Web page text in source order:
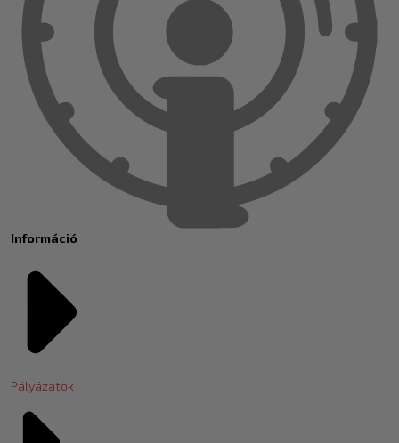
Információ
Pályázatok